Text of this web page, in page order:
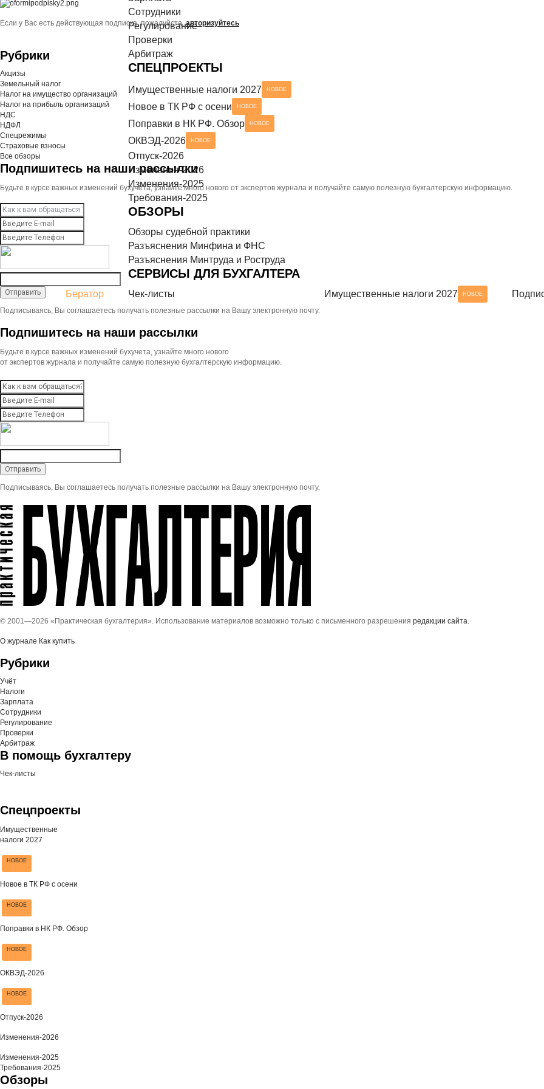
НОВОЕ
ДЛЯ БУХГАЛТЕРА
Бератор
Сотрудники
Регулирование
Проверки
Арбитраж
СПЕЦПРОЕКТЫ
Имущественные налоги 2027 НОВОЕ
Новое в ТК РФ с осени НОВОЕ
Поправки в НК РФ. Обзор НОВОЕ
ОКВЭД-2026 НОВОЕ
Отпуск-2026
Изменения-2026
Изменения-2025
Требования-2025
ОБЗОРЫ
Обзоры судебной практики
Разъяснения Минфина и ФНС
Разъяснения Минтруда и Роструда
СЕРВИСЫ ДЛЯ БУХГАЛТЕРА
Чек-листы Имущественные налоги 2027 НОВОЕ
Если у Вас есть действующая подписка, пожалуйста,авторизуйтесь
Рубрики
Акцизы
Земельный налог
Налог на имущество организаций
Налог на прибыль организаций
НДС
НДФЛ
Спецрежимы
Страховые взносы
Все обзоры
Подпишитесь на наши рассылки
Будьте в курсе важных изменений бухучета, узнайте много нового от экспертов журнала и получайте самую полезную бухгалтерскую информацию.
Подписываясь, Вы соглашаетесь получать полезные рассылки на Вашу электронную почту.
Подпишитесь на наши рассылки
Будьте в курсе важных изменений бухучета, узнайте много нового
от экспертов журнала и получайте самую полезную бухгалтерскую информацию.
Подписываясь, Вы соглашаетесь получать полезные рассылки на Вашу электронную почту.
© 2001—2026 «Практическая бухгалтерия». Использование материалов возможно только с письменного разрешения редакции сайта.
О журнале Как купить
Рубрики
Учёт
Налоги
Зарплата
Сотрудники
Регулирование
Проверки
Арбитраж
В помощь бухгалтеру
Чек-листы
Спецпроекты
Имущественные
налоги 2027
НОВОЕ
Новое в ТК РФ с осени
НОВОЕ
Поправки в НК РФ. Обзор
НОВОЕ
ОКВЭД-2026
НОВОЕ
Отпуск-2026
Изменения-2026
Изменения-2025
Требования-2025
Обзоры